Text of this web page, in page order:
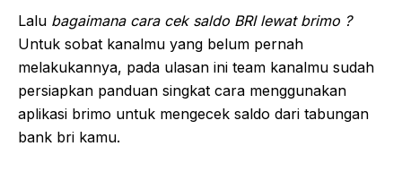
Lalu bagaimana cara cek saldo BRI lewat brimo ?
Untuk sobat kanalmu yang belum pernah
melakukannya, pada ulasan ini team kanalmu sudah
persiapkan panduan singkat cara menggunakan
aplikasi brimo untuk mengecek saldo dari tabungan
bank bri kamu.